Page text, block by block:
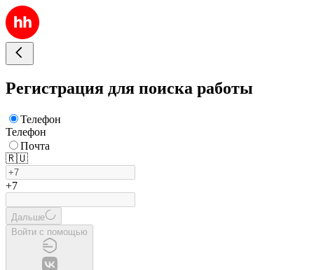
Регистрация для поиска работы
Телефон
Телефон
Почта
🇷🇺
+7
Дальше
Войти с помощью